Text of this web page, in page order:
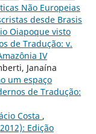
Não Europeias
desde Brasis
Oiapoque visto
de Tradução: v.
IV
Janaína
um espaço
de Tradução:
Costa ,
Edição